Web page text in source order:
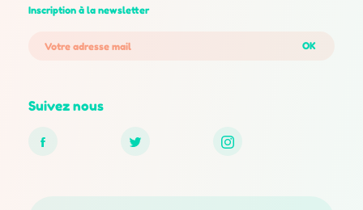
Inscription à la newsletter
OK
Suivez nous